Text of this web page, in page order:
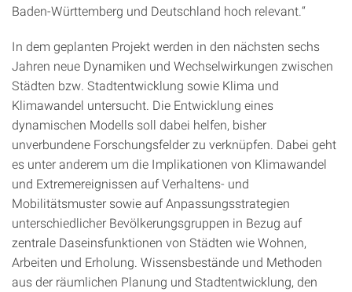
Baden-Württemberg und Deutschland hoch relevant.“
In dem geplanten Projekt werden in den nächsten sechs
Jahren neue Dynamiken und Wechselwirkungen zwischen
Städten bzw. Stadtentwicklung sowie Klima und
Klimawandel untersucht. Die Entwicklung eines
dynamischen Modells soll dabei helfen, bisher
unverbundene Forschungsfelder zu verknüpfen. Dabei geht
es unter anderem um die Implikationen von Klimawandel
und Extremereignissen auf Verhaltens- und
Mobilitätsmuster sowie auf Anpassungsstrategien
unterschiedlicher Bevölkerungsgruppen in Bezug auf
zentrale Daseinsfunktionen von Städten wie Wohnen,
Arbeiten und Erholung. Wissensbestände und Methoden
aus der räumlichen Planung und Stadtentwicklung, den